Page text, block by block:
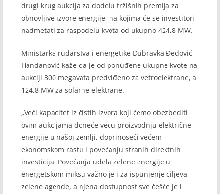
drugi krug aukcija za dodelu tržišnih premija za
obnovljive izvore energije, na kojima će se investitori
nadmetati za raspodelu kvota od ukupno 424,8 MW.
Ministarka rudarstva i energetike Dubravka Đedović
Handanović kaže da je od ponuđene ukupne kvote na
aukciji 300 megavata predviđeno za vetroelektrane, a
124,8 MW za solarne elektrane.
„Veći kapacitet iz čistih izvora koji ćemo obezbediti
ovim aukcijama doneće veću proizvodnju električne
energije u našoj zemlji, doprinoseći većem
ekonomskom rastu i povećanju stranih direktnih
investicija. Povećanja udela zelene energije u
energetskom miksu važno je i za ispunjenje ciljeva
zelene agende, a njena dostupnost sve češće je i